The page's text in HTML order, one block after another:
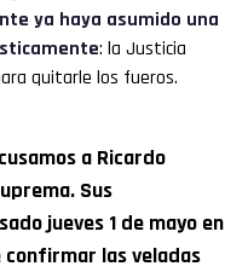
ya haya asumido una
: la Justicia
quitarle los fueros.
a Ricardo
Sus
jueves 1 de mayo en
confirmar las veladas